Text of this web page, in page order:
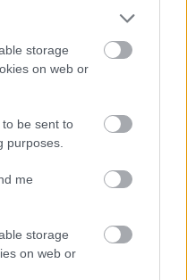
storage
on web or
be sent to
purposes.
me
storage
on web or
Mákosguba torta
tart